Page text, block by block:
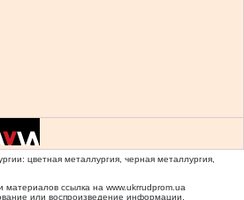
цветная металлургия, черная металлургия,
материалов ссылка на www.ukrrudprom.ua
или воспроизведение информации,